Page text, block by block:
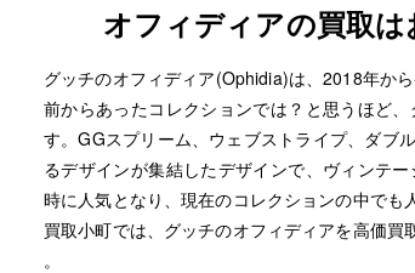
オフィディアの買取は
グッチのオフィディア(Ophidia)は、2018年か
前からあったコレクションでは？と思うほど
す。GGスプリーム、ウェブストライプ、ダブ
るデザインが集結したデザインで、ヴィンテ
時に人気となり、現在のコレクションの中でも
買取小町では、グッチのオフィディアを高価買
。